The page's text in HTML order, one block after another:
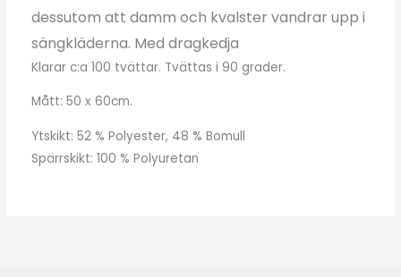
dessutom att damm och kvalster vandrar upp i
sängkläderna. Med dragkedja
Klarar c:a 100 tvättar. Tvättas i 90 grader.
Mått: 50 x 60cm.
Ytskikt: 52 % Polyester, 48 % Bomull
Spärrskikt: 100 % Polyuretan